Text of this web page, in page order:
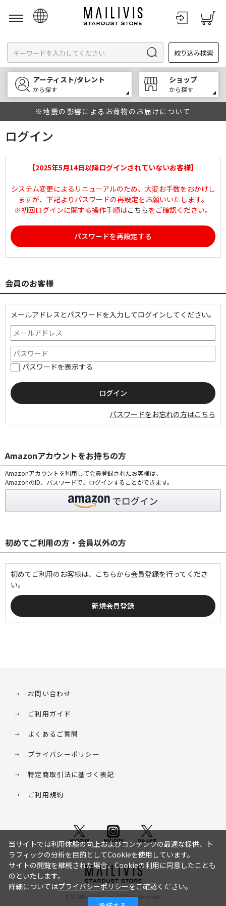
English
한국어
中文
絞り込み検索
アーティスト/タレント
から探す
ショップ
から探す
※地震の影響によるお荷物のお届けについて
ログイン
【2025年5月14日以降ログインされていないお客様】
システム変更によるリニューアルのため、大変お手数をおかけし
ますが、下記よりパスワードの再設定をお願いいたします。
※初回ログインに関する操作手順はこちらをご確認ください。
パスワードを再設定する
会員のお客様
メールアドレスとパスワードを入力してログインしてください。
パスワードを表示する
パスワードをお忘れの方はこちら
Amazonアカウントをお持ちの方
Amazonアカウントを利用して会員登録されたお客様は、
AmazonのID、パスワードで、ログインすることができます。
初めてご利用の方・会員以外の方
初めてご利用のお客様は、こちらから会員登録を行ってくださ
い。
お問い合わせ
ご利用ガイド
よくあるご質問
プライバシーポリシー
特定商取引法に基づく表記
ご利用規約
© STARDUST HD. inc. All Rights Reserved.
当サイトでは利用体験の向上およびコンテンツの最適な提供、ト
ラフィックの分析を目的としてCookieを使用しています。
サイトの閲覧を継続された場合、Cookieの利用に同意したことも
のといたします。
詳細についてはプライバシーポリシーをご確認ください。